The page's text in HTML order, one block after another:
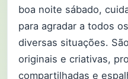
boa noite sábado,
para agradar a todos
diversas situações.
originais e criativas,
compartilhadas e